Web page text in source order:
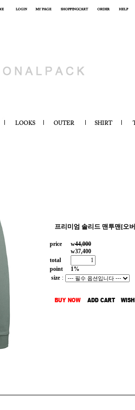
프리미엄 솔리드 맨투맨[오
price w44,000
w37,400
total
point
1%
size :